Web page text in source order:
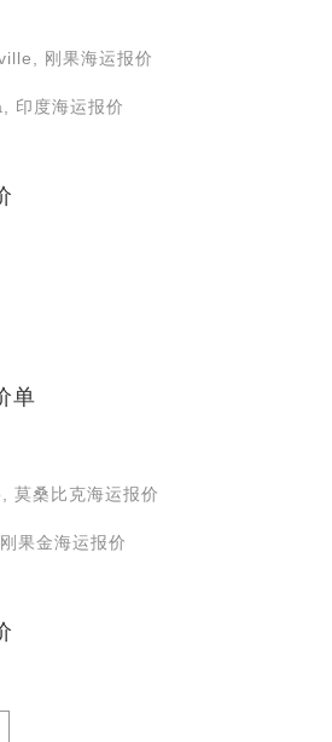
刚果海运报价
印度海运报价
单
莫桑比克海运报价
果金海运报价